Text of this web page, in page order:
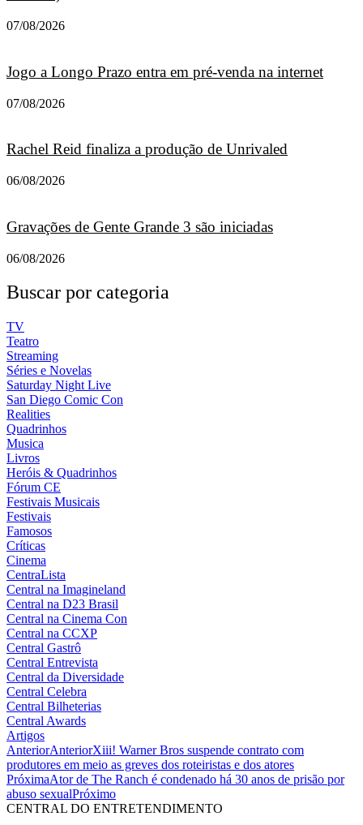
07/08/2026
Jogo a Longo Prazo entra em pré-venda na internet
07/08/2026
Rachel Reid finaliza a produção de Unrivaled
06/08/2026
Gravações de Gente Grande 3 são iniciadas
06/08/2026
Buscar por categoria
TV
Teatro
Streaming
Séries e Novelas
Saturday Night Live
San Diego Comic Con
Realities
Quadrinhos
Musica
Livros
Heróis & Quadrinhos
Fórum CE
Festivais Musicais
Festivais
Famosos
Críticas
Cinema
CentraLista
Central na Imagineland
Central na D23 Brasil
Central na Cinema Con
Central na CCXP
Central Gastrô
Central Entrevista
Central da Diversidade
Central Celebra
Central Bilheterias
Central Awards
Artigos
AnteriorAnteriorXiii! Warner Bros suspende contrato com
produtores em meio as greves dos roteiristas e dos atores
PróximaAtor de The Ranch é condenado há 30 anos de prisão por
abuso sexualPróximo
CENTRAL DO ENTRETENDIMENTO